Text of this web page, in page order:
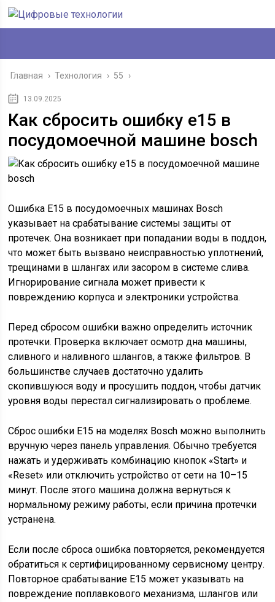
Главная › Технология › 55 ›
13.09.2025
Как сбросить ошибку е15 в
посудомоечной машине bosch
Ошибка E15 в посудомоечных машинах Bosch
указывает на срабатывание системы защиты от
протечек. Она возникает при попадании воды в поддон,
что может быть вызвано неисправностью уплотнений,
трещинами в шлангах или засором в системе слива.
Игнорирование сигнала может привести к
повреждению корпуса и электроники устройства.
Перед сбросом ошибки важно определить источник
протечки. Проверка включает осмотр дна машины,
сливного и наливного шлангов, а также фильтров. В
большинстве случаев достаточно удалить
скопившуюся воду и просушить поддон, чтобы датчик
уровня воды перестал сигнализировать о проблеме.
Сброс ошибки E15 на моделях Bosch можно выполнить
вручную через панель управления. Обычно требуется
нажать и удерживать комбинацию кнопок «Start» и
«Reset» или отключить устройство от сети на 10–15
минут. После этого машина должна вернуться к
нормальному режиму работы, если причина протечки
устранена.
Если после сброса ошибка повторяется, рекомендуется
обратиться к сертифицированному сервисному центру.
Повторное срабатывание E15 может указывать на
повреждение поплавкового механизма, шлангов или